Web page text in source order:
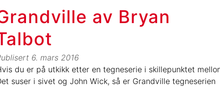
av Bryan
6. mars 2016
du er på utkikk etter en tegneserie i skillepunktet
suser i sivet og John Wick, så er Grandville tegneserien